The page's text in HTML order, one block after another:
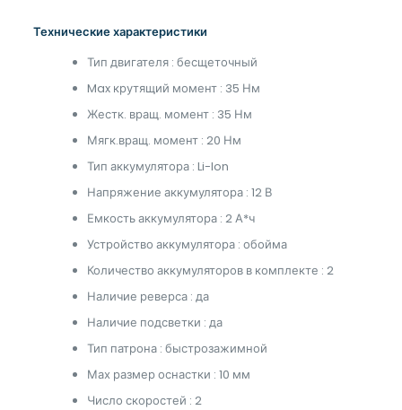
Технические характеристики
Тип двигателя : бесщеточный
Max крутящий момент : 35 Нм
Жестк. вращ. момент : 35 Нм
Мягк.вращ. момент : 20 Нм
Тип аккумулятора : Li-Ion
Напряжение аккумулятора : 12 В
Емкость аккумулятора : 2 А*ч
Устройство аккумулятора : обойма
Количество аккумуляторов в комплекте : 2
Наличие реверса : да
Наличие подсветки : да
Тип патрона : быстрозажимной
Мах размер оснастки : 10 мм
Число скоростей : 2